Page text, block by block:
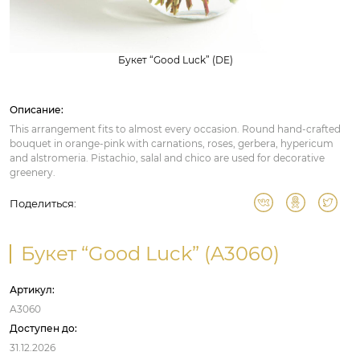
Букет “Good Luck” (DE)
Описание:
This arrangement fits to almost every occasion. Round hand-crafted
bouquet in orange-pink with carnations, roses, gerbera, hypericum
and alstromeria. Pistachio, salal and chico are used for decorative
greenery.
Поделиться:
Букет “Good Luck” (A3060)
Артикул:
A3060
Доступен до:
31.12.2026